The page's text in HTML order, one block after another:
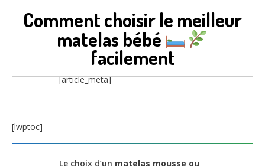
Comment choisir le meilleur
matelas bébé
facilement
[article_meta]
[lwptoc]
Le choix d’un matelas mousse ou